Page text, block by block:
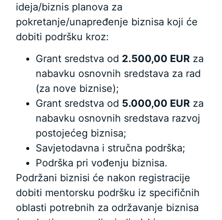
ideja/biznis planova za
pokretanje/unapređenje biznisa koji će
dobiti podršku kroz:
Grant sredstva od 2.500,00 EUR za
nabavku osnovnih sredstava za rad
(za nove biznise);
Grant sredstva od 5.000,00 EUR za
nabavku osnovnih sredstava razvoj
postojećeg biznisa;
Savjetodavna i stručna podrška;
Podrška pri vođenju biznisa.
Podržani biznisi će nakon registracije
dobiti mentorsku podršku iz specifičnih
oblasti potrebnih za održavanje biznisa